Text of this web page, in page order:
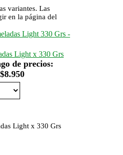
variantes. Las
en la página del
Light x 330 Grs
de precios:
Light x 330 Grs